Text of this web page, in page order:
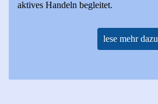
aktives Handeln begleitet.
lese mehr dazu